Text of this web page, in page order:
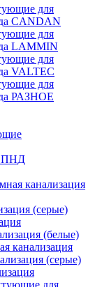
для
CANDAN
для
LAMMIN
для
VALTEC
для
РАЗНОЕ
ПНД
канализация
(серые)
(белые)
канализация
(серые)
для